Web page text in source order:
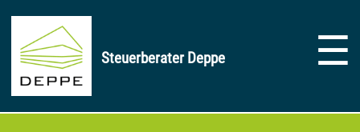
Steuerberater Deppe ☰